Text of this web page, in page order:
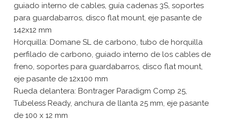
guiado interno de cables, guía cadenas 3S, soportes
para guardabarros, disco flat mount, eje pasante de
142x12 mm
Horquilla: Domane SL de carbono, tubo de horquilla
perfilado de carbono, guiado interno de los cables de
freno, soportes para guardabarros, disco flat mount,
eje pasante de 12x100 mm
Rueda delantera: Bontrager Paradigm Comp 25,
Tubeless Ready, anchura de llanta 25 mm, eje pasante
de 100 x 12 mm